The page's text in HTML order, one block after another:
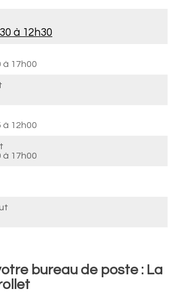
à 12h30
à 17h00
à 12h00
à 17h00
bureau de poste : La